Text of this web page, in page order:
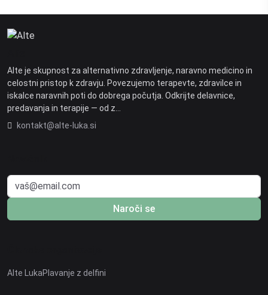
Alte je skupnost za alternativno zdravljenje, naravno medicino in
celostni pristop k zdravju. Povezujemo terapevte, zdravilce in
iskalce naravnih poti do dobrega počutja. Odkrijte delavnice,
predavanja in terapije — od z…
kontakt@alte-luka.si
Naroči se
Alte LukaPlavanje z delfini